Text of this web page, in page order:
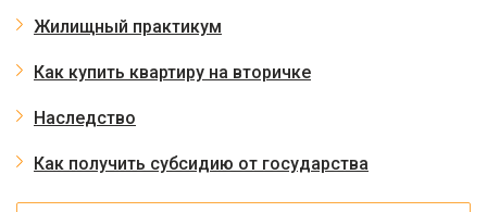
Жилищный практикум
Как купить квартиру на вторичке
Наследство
Как получить субсидию от государства